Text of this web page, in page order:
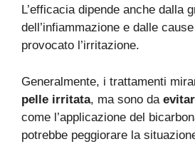
L’efficacia dipende anche dalla
dell’infiammazione e dalle
provocato l’irritazione.
Generalmente, i trattamenti
pelle irritata, ma sono da
come l’applicazione del
potrebbe peggiorare la